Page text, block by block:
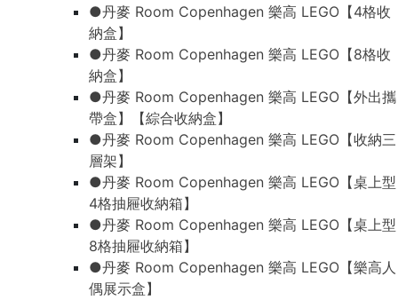
●丹麥 Room Copenhagen 樂高 LEGO【4格收
納盒】
●丹麥 Room Copenhagen 樂高 LEGO【8格收
納盒】
●丹麥 Room Copenhagen 樂高 LEGO【外出攜
帶盒】【綜合收納盒】
●丹麥 Room Copenhagen 樂高 LEGO【收納三
層架】
●丹麥 Room Copenhagen 樂高 LEGO【桌上型
4格抽屜收納箱】
●丹麥 Room Copenhagen 樂高 LEGO【桌上型
8格抽屜收納箱】
●丹麥 Room Copenhagen 樂高 LEGO【樂高人
偶展示盒】